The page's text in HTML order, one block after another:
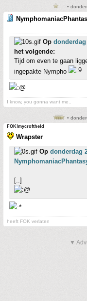
•
Op donderdag
het volgende:
Tijd om even te gaan
ingepakte Nympho
I know, you gonna want me..
•
FOK!mycroftheld
Wrapster
Op donderdag
[..]
heeft FOK verlaten
▼